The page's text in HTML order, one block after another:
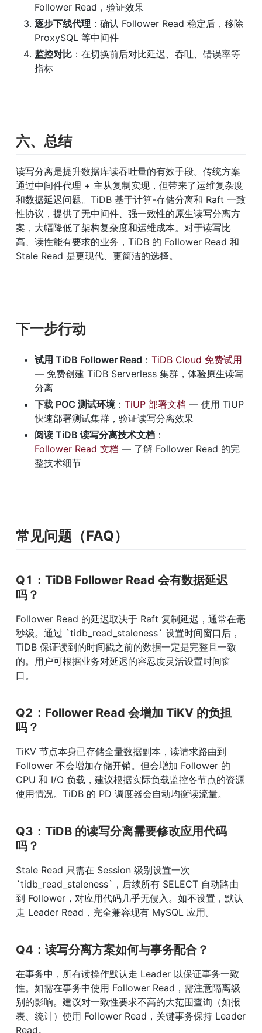
Follower Read，验证效果
逐步下线代理 ：确认 Follower Read 稳定后，移除
ProxySQL 等中间件
监控对比 ：在切换前后对比延迟、吞吐、错误率等
指标
六、总结
读写分离是提升数据库读吞吐量的有效手段。传统方案
通过中间件代理 + 主从复制实现，但带来了运维复杂度
和数据延迟问题。TiDB 基于计算-存储分离和 Raft 一致
性协议，提供了无中间件、强一致性的原生读写分离方
案，大幅降低了架构复杂度和运维成本。对于读写比
高、读性能有要求的业务，TiDB 的 Follower Read 和
Stale Read 是更现代、更简洁的选择。
下一步行动
试用 TiDB Follower Read ： TiDB Cloud 免费试用
— 免费创建 TiDB Serverless 集群，体验原生读写
分离
下载 POC 测试环境： TiUP 部署文档 — 使用 TiUP
快速部署测试集群，验证读写分离效果
阅读 TiDB 读写分离技术文档 ：
Follower Read 文档 — 了解 Follower Read 的完
整技术细节
常见问题（FAQ）
Q1：TiDB Follower Read 会有数据延迟
吗？
Follower Read 的延迟取决于 Raft 复制延迟，通常在毫
秒级。通过 `tidb_read_staleness` 设置时间窗口后，
TiDB 保证读到的时间戳之前的数据一定是完整且一致
的。用户可根据业务对延迟的容忍度灵活设置时间窗
口。
Q2：Follower Read 会增加 TiKV 的负担
吗？
TiKV 节点本身已存储全量数据副本，读请求路由到
Follower 不会增加存储开销。但会增加 Follower 的
CPU 和 I/O 负载，建议根据实际负载监控各节点的资源
使用情况。TiDB 的 PD 调度器会自动均衡读流量。
Q3：TiDB 的读写分离需要修改应用代码
吗？
Stale Read 只需在 Session 级别设置一次
`tidb_read_staleness`，后续所有 SELECT 自动路由
到 Follower，对应用代码几乎无侵入。如不设置，默认
走 Leader Read，完全兼容现有 MySQL 应用。
Q4：读写分离方案如何与事务配合？
在事务中，所有读操作默认走 Leader 以保证事务一致
性。如需在事务中使用 Follower Read，需注意隔离级
别的影响。建议对一致性要求不高的大范围查询（如报
表、统计）使用 Follower Read，关键事务保持 Leader
Read。